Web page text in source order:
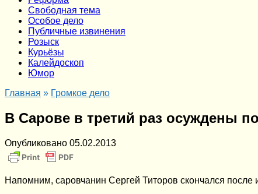
Cвободная тема
Особое дело
Публичные извинения
Розыск
Курьёзы
Калейдоскоп
Юмор
Главная » Громкое дело
В Сарове в третий раз осуждены
Опубликовано 05.02.2013
Напомним, саровчанин Сергей Титоров скончался после